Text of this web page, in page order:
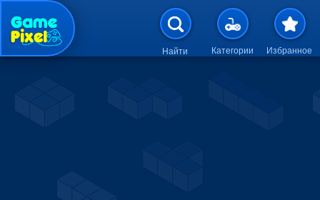
Перейти к основному
Найти Категории Избранное